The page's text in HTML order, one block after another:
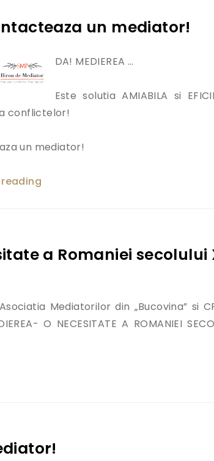
un mediator!
DA! MEDIEREA …
Este solutia AMIABILA si
conflictelor!
un mediator!
a Romaniei secolului
Mediatorilor din „Bucovina” si
O NECESITATE A ROMANIEI